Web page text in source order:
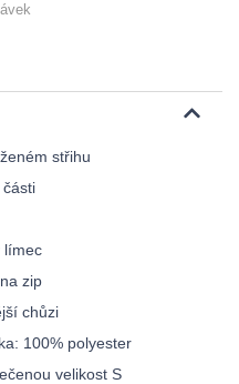
střihu
límec
zip
chůzi
100% polyester
velikost S